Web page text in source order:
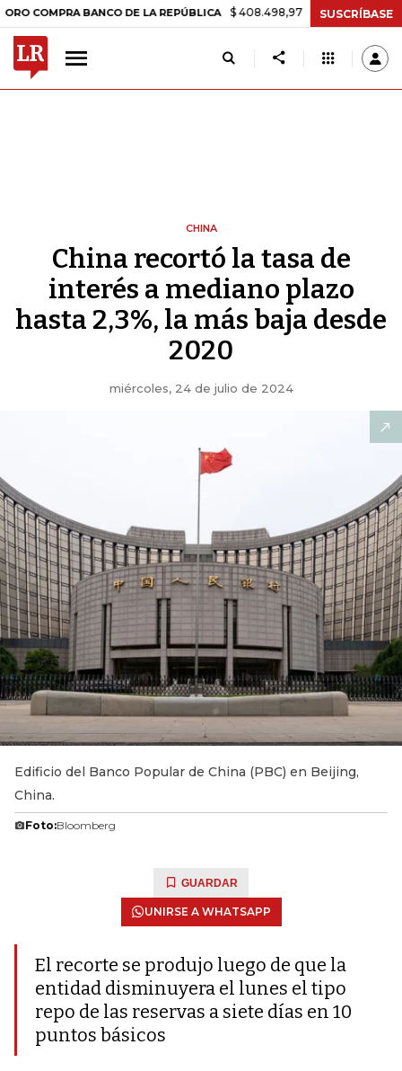
BANCO DE LA REPÚBLICA $ 408.498,97 +$ 8.753,81 +2,19%
SUSCRÍBASE
CHINA
China recortó la tasa de
interés a mediano plazo
hasta 2,3%, la más baja desde
2020
miércoles, 24 de julio de 2024
Edificio del Banco Popular de China (PBC) en Beijing,
China.
Foto:Bloomberg
GUARDAR
UNIRSE A WHATSAPP
El recorte se produjo luego de que la
entidad disminuyera el lunes el tipo
repo de las reservas a siete días en 10
puntos básicos